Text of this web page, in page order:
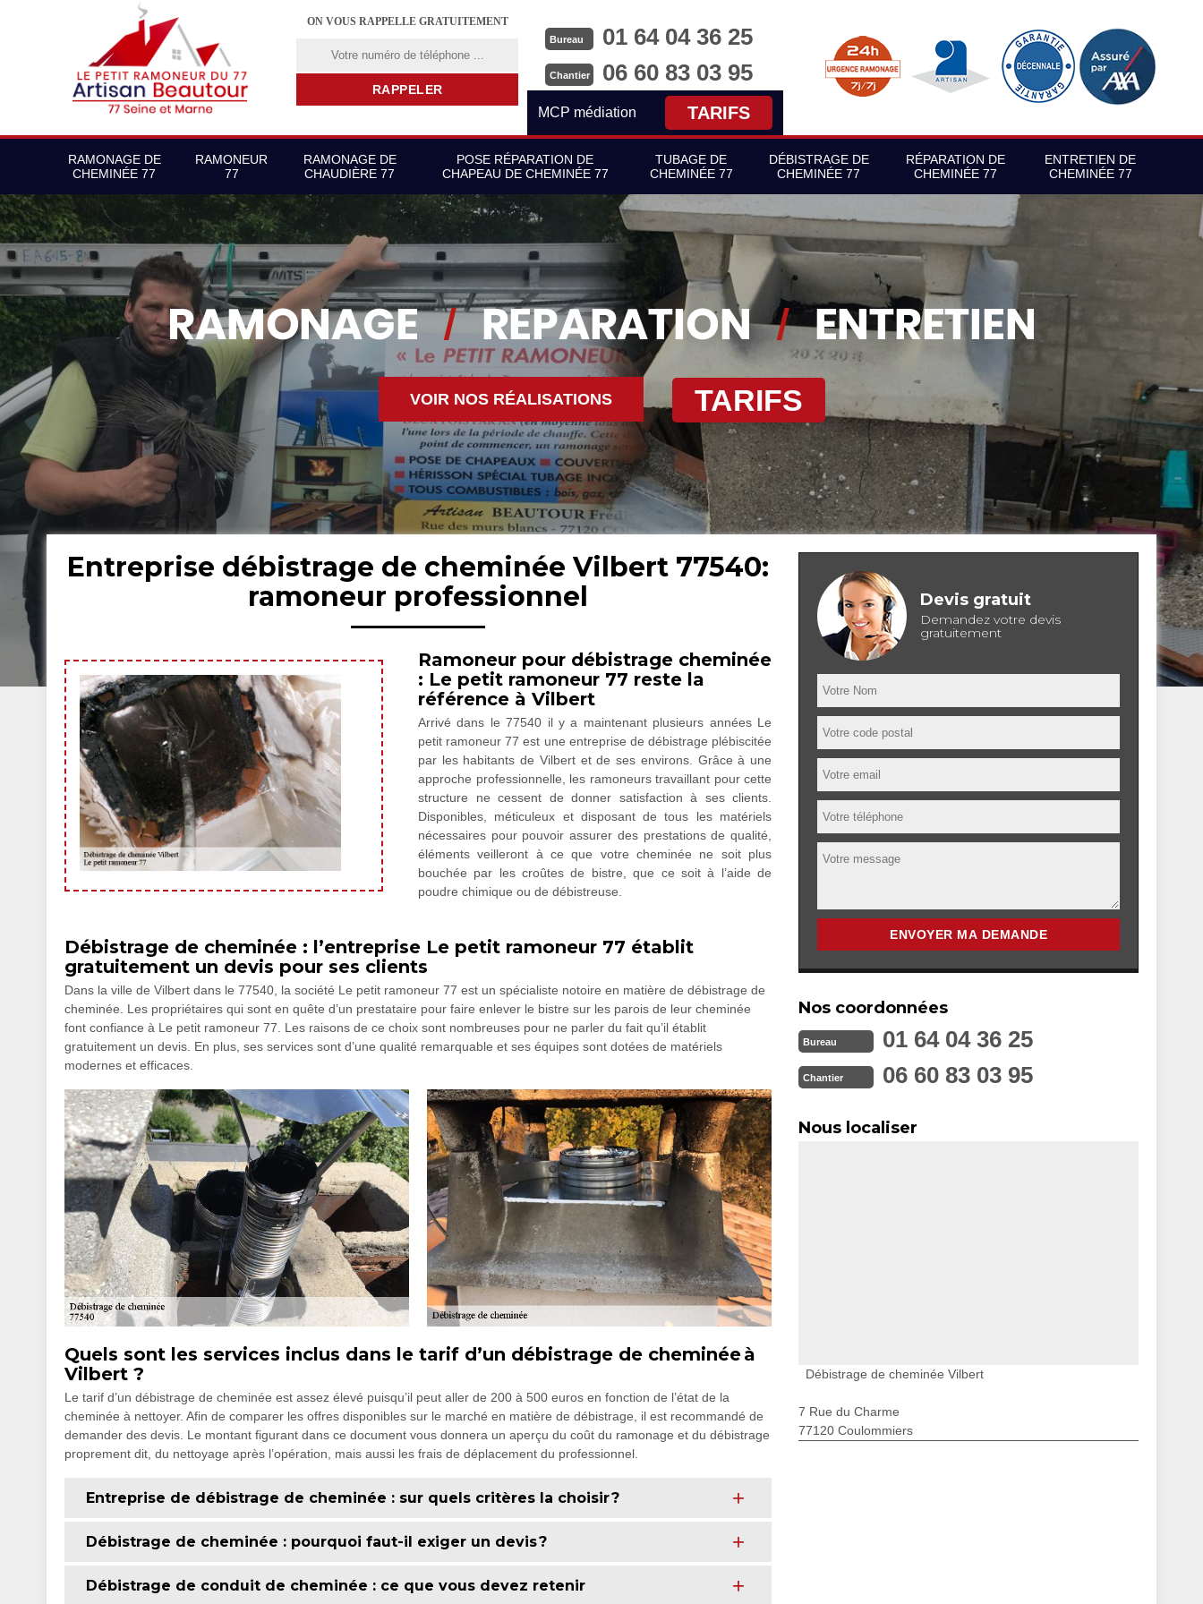
ON VOUS RAPPELLE GRATUITEMENT
Bureau 01 64 04 36 25
Chantier 06 60 83 03 95
MCP médiation TARIFS
RAMONAGE DE
CHEMINÉE 77
RAMONEUR
77
RAMONAGE DE
CHAUDIÈRE 77
POSE RÉPARATION DE
CHAPEAU DE CHEMINÉE 77
TUBAGE DE
CHEMINÉE 77
DÉBISTRAGE DE
CHEMINÉE 77
RÉPARATION DE
CHEMINÉE 77
ENTRETIEN DE
CHEMINÉE 77
VOIR NOS RÉALISATIONS TARIFS
Entreprise débistrage de cheminée Vilbert 77540:
ramoneur professionnel
Ramoneur pour débistrage cheminée
: Le petit ramoneur 77 reste la
référence à Vilbert
Arrivé dans le 77540 il y a maintenant plusieurs années Le
petit ramoneur 77 est une entreprise de débistrage plébiscitée
par les habitants de Vilbert et de ses environs. Grâce à une
approche professionnelle, les ramoneurs travaillant pour cette
structure ne cessent de donner satisfaction à ses clients.
Disponibles, méticuleux et disposant de tous les matériels
nécessaires pour pouvoir assurer des prestations de qualité,
éléments veilleront à ce que votre cheminée ne soit plus
bouchée par les croûtes de bistre, que ce soit à l’aide de
poudre chimique ou de débistreuse.
Débistrage de cheminée : l’entreprise Le petit ramoneur 77 établit
gratuitement un devis pour ses clients
Dans la ville de Vilbert dans le 77540, la société Le petit ramoneur 77 est un spécialiste notoire en matière de débistrage de
cheminée. Les propriétaires qui sont en quête d’un prestataire pour faire enlever le bistre sur les parois de leur cheminée
font confiance à Le petit ramoneur 77. Les raisons de ce choix sont nombreuses pour ne parler du fait qu’il établit
gratuitement un devis. En plus, ses services sont d’une qualité remarquable et ses équipes sont dotées de matériels
modernes et efficaces.
Quels sont les services inclus dans le tarif d’un débistrage de cheminée à
Vilbert ?
Le tarif d’un débistrage de cheminée est assez élevé puisqu’il peut aller de 200 à 500 euros en fonction de l’état de la
cheminée à nettoyer. Afin de comparer les offres disponibles sur le marché en matière de débistrage, il est recommandé de
demander des devis. Le montant figurant dans ce document vous donnera un aperçu du coût du ramonage et du débistrage
proprement dit, du nettoyage après l’opération, mais aussi les frais de déplacement du professionnel.
Entreprise de débistrage de cheminée : sur quels critères la choisir ?
Débistrage de cheminée : pourquoi faut-il exiger un devis ?
Débistrage de conduit de cheminée : ce que vous devez retenir
Devis gratuit
Demandez votre devis
gratuitement
Nos coordonnées
Bureau 01 64 04 36 25
Chantier 06 60 83 03 95
Nous localiser
Débistrage de cheminée Vilbert
7 Rue du Charme
77120 Coulommiers